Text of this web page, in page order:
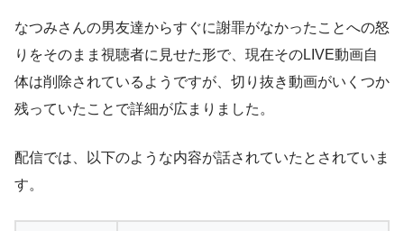
なつみさんの男友達からすぐに謝罪がなかったことへの怒
りをそのまま視聴者に見せた形で、現在そのLIVE動画自
体は削除されているようですが、切り抜き動画がいくつか
残っていたことで詳細が広まりました。
配信では、以下のような内容が話されていたとされていま
す。